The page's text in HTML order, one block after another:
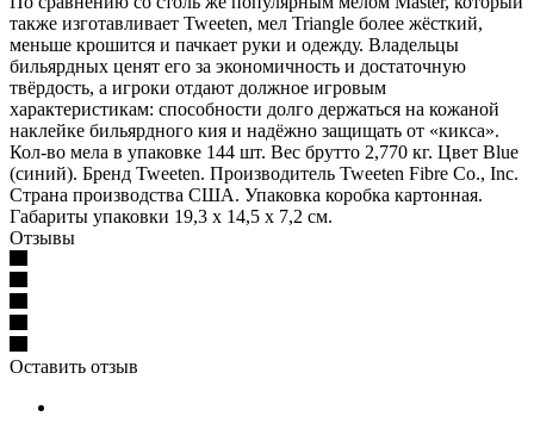
также изготавливает Tweeten, мел Triangle более жёсткий,
меньше крошится и пачкает руки и одежду. Владельцы
бильярдных ценят его за экономичность и достаточную
твёрдость, а игроки отдают должное игровым
характеристикам: способности долго держаться на кожаной
наклейке бильярдного кия и надёжно защищать от «кикса».
Кол-во мела в упаковке 144 шт. Вес брутто 2,770 кг. Цвет Blue
(синий). Бренд Tweeten. Производитель Tweeten Fibre Co., Inc.
Страна производства США. Упаковка коробка картонная.
Габариты упаковки 19,3 х 14,5 х 7,2 см.
Отзывы
Оставить отзыв